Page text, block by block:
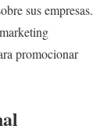
sus empresas.
promocionar